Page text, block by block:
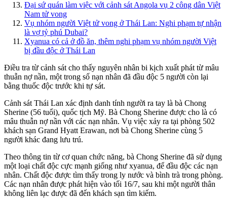
Đại sứ quán làm việc với cảnh sát Angola vụ 2 công dân Việt
Nam tử vong
Vụ nhóm người Việt tử vong ở Thái Lan: Nghi phạm tự nhận
là vợ tỷ phú Dubai?
Xyanua có cả ở đồ ăn, thêm nghi phạm vụ nhóm người Việt
bị đầu độc ở Thái Lan
Điều tra từ cảnh sát cho thấy nguyên nhân bi kịch xuất phát từ mâu
thuẫn nợ nần, một trong số nạn nhân đã đầ‌u độ‌c 5 người còn lại
bằng thuốc độc trước khi t‌ּự sá‌ּt.
Cảnh sát Thái Lan xác định danh tính người ra tay là bà Chong
Sherine (56 tuổi), quốc tịch Mỹ. Bà Chong Sherine được cho là có
mâu thuẫn nợ nần với các nạn nhân. Vụ việc xảy ra tại phòng 502
khách sạn Grand Hyatt Erawan, nơi bà Chong Sherine cùng 5
người khác đang lưu trú.
Theo thông tin từ cơ quan chức năng, bà Chong Sherine đã sử dụng
một loại chất độc cực mạnh giống như xyanua, để đầ‌u độ‌c các nạn
nhân. Chất độc được tìm thấy trong ly nước và bình trà trong phòng.
Các nạn nhân được phát hiện vào tối 16/7, sau khi một người thân
không liên lạc được đã đến khách sạn tìm kiếm.